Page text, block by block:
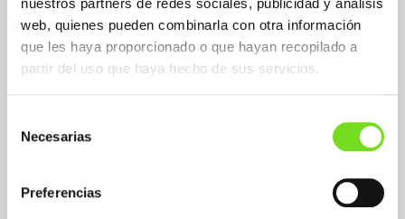
nuestros partners de redes sociales, publicidad y análisis
web, quienes pueden combinarla con otra información
que les haya proporcionado o que hayan recopilado a
partir del uso que haya hecho de sus servicios.
Necesarias
Preferencias
Proyecto FOUNDRYTILE
Valorización de arenas y finos de fundición de